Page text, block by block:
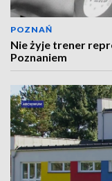
POZNAŃ
Nie żyje trener
Poznaniem